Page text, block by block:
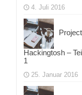
4. Juli 2016
Project
Hackingtosh –
1
25. Januar 2016